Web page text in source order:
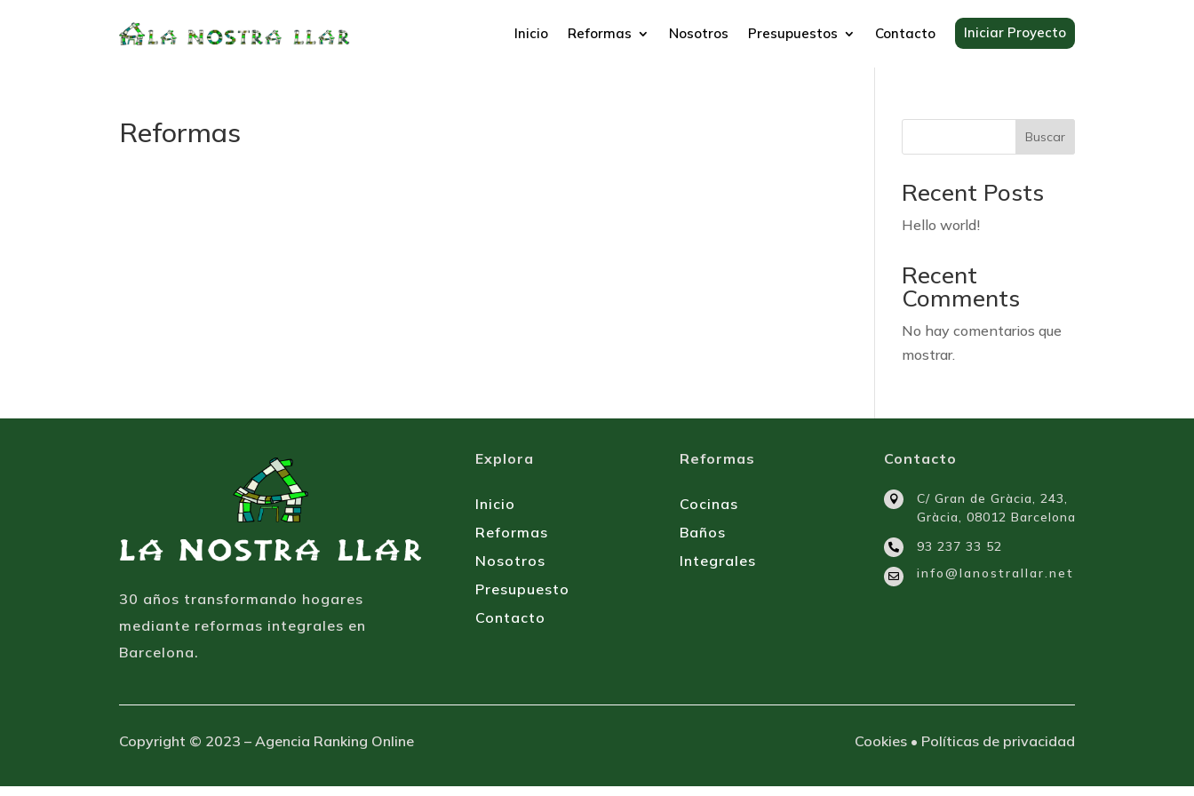
Inicio Reformas Nosotros Presupuestos Contacto Iniciar Proyecto
Reformas Buscar
Recent Posts
Hello world!
Recent
Comments
No hay comentarios que
mostrar.
30 años transformando hogares
mediante reformas integrales en
Barcelona.
Explora
Inicio
Reformas
Nosotros
Presupuesto
Contacto
Reformas
Cocinas
Baños
Integrales
Contacto

C/ Gran de Gràcia, 243,
Gràcia, 08012 Barcelona
 93 237 33 52
 info@lanostrallar.net
Copyright © 2023 – Agencia Ranking Online Cookies • Políticas de privacidad